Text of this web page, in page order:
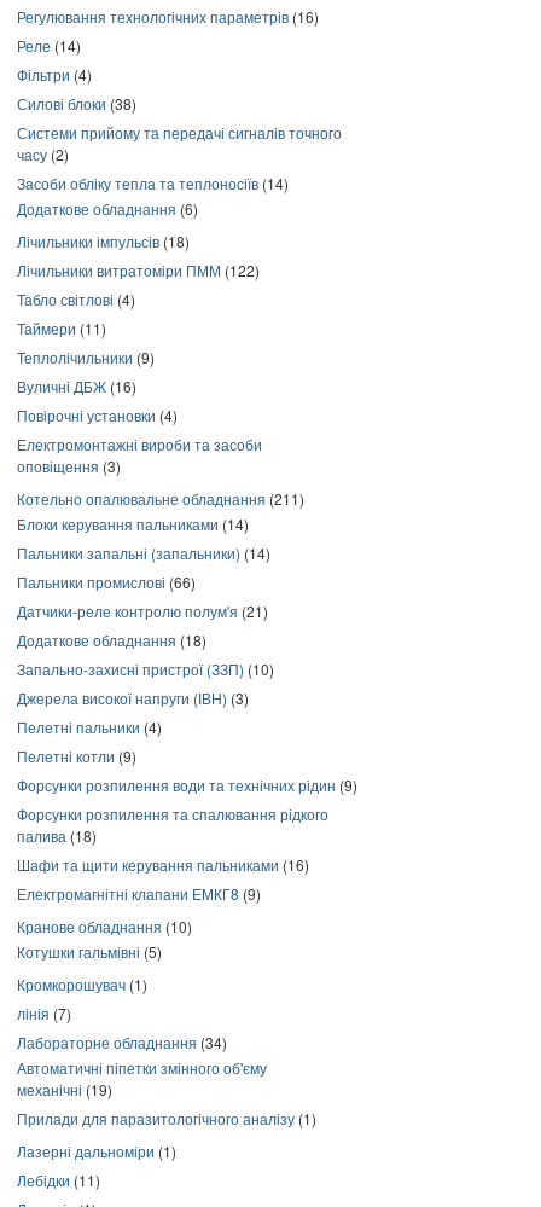
Регулювання технологічних параметрів (16)
Реле (14)
Фільтри (4)
Силові блоки (38)
Системи прийому та передачі сигналів точного
часу (2)
Засоби обліку тепла та теплоносіїв (14)
Додаткове обладнання (6)
Лічильники імпульсів (18)
Лічильники витратоміри ПММ (122)
Табло світлові (4)
Таймери (11)
Теплолічильники (9)
Вуличні ДБЖ (16)
Повірочні установки (4)
Електромонтажні вироби та засоби
оповіщення (3)
Котельно опалювальне обладнання (211)
Блоки керування пальниками (14)
Пальники запальні (запальники) (14)
Пальники промислові (66)
Датчики-реле контролю полум'я (21)
Додаткове обладнання (18)
Запально-захисні пристрої (ЗЗП) (10)
Джерела високої напруги (ІВН) (3)
Пелетні пальники (4)
Пелетні котли (9)
Форсунки розпилення води та технічних рідин (9)
Форсунки розпилення та спалювання рідкого
палива (18)
Шафи та щити керування пальниками (16)
Електромагнітні клапани ЕМКГ8 (9)
Кранове обладнання (10)
Котушки гальмівні (5)
Кромкорошувач (1)
лінія (7)
Лабораторне обладнання (34)
Автоматичні піпетки змінного об'єму
механічні (19)
Прилади для паразитологічного аналізу (1)
Лазерні дальноміри (1)
Лебідки (11)